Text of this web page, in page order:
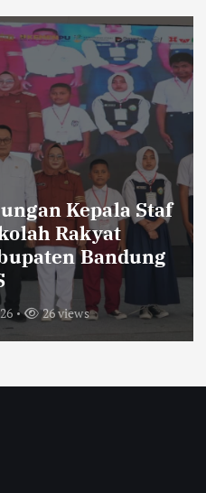
Kepala Staf
Rakyat
Bandung
26 views